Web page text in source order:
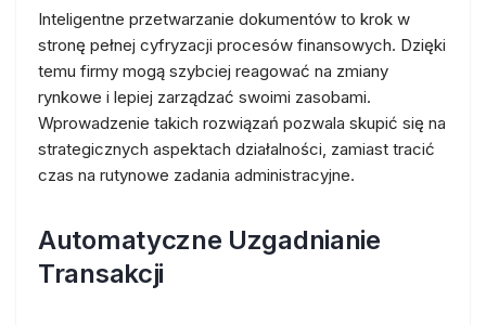
Inteligentne przetwarzanie dokumentów to krok w
stronę pełnej cyfryzacji procesów finansowych. Dzięki
temu firmy mogą szybciej reagować na zmiany
rynkowe i lepiej zarządzać swoimi zasobami.
Wprowadzenie takich rozwiązań pozwala skupić się na
strategicznych aspektach działalności, zamiast tracić
czas na rutynowe zadania administracyjne.
Automatyczne Uzgadnianie
Transakcji